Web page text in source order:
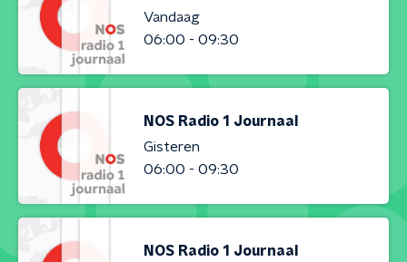
Vandaag
06:00 - 09:30
NOS Radio 1 Journaal
Gisteren
06:00 - 09:30
NOS Radio 1 Journaal